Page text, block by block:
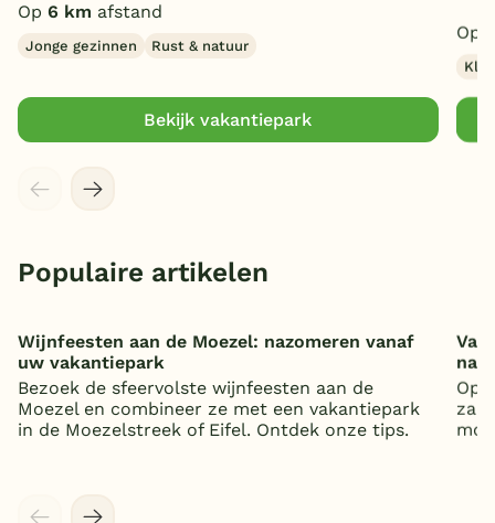
Op 6 km afstand
Jonge gezinnen Rust & natuur
Bekijk vakantiepark
Op
Populaire artikelen
Wijnfeesten aan de Moezel: nazomeren vanaf
uw vakantiepark
Bezoek de sfeervolste wijnfeesten aan de
Moezel en combineer ze met een vakantiepark
in de Moezelstreek of Eifel. Ontdek onze tips.
Op